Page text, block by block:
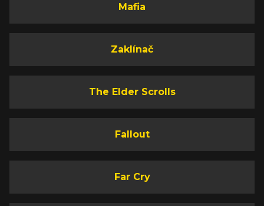
Mafia
Zaklínač
The Elder Scrolls
Fallout
Far Cry